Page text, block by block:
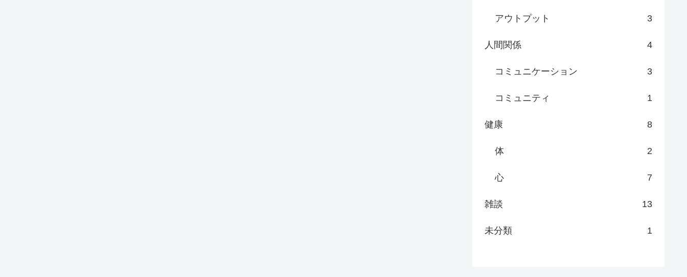
アウトプット 3
人間関係 4
コミュニケーション 3
コミュニティ 1
健康 8
体 2
心 7
雑談 13
未分類 1